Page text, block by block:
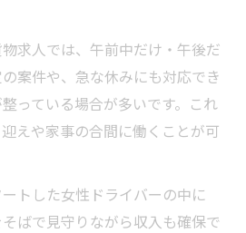
求人では、午前中だけ・午後だ
案件や、急な休みにも対応でき
っている場合が多いです。これ
えや家事の合間に働くことが可
トした女性ドライバーの中に
ばで見守りながら収入も確保で